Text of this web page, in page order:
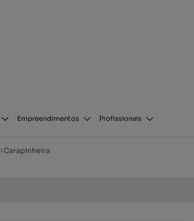
Empreendimentos Profissionais
Carapinheira